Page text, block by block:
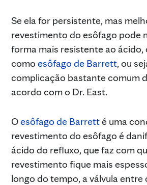
Se ela for persistente, mas
revestimento do esôfago pode
forma mais resistente ao
como esôfago de Barrett, ou
complicação bastante comum
acordo com o Dr. East.
Oesôfago de Barretté uma
revestimento do esôfago é
ácido do refluxo, que faz com
revestimento fique mais
longo do tempo, a válvula entre